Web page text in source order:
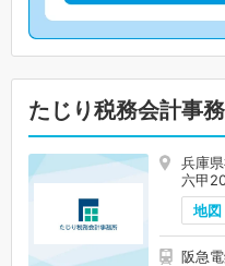
たじり税務会計事
兵庫
六甲
地図
阪急